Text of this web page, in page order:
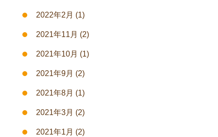
2022年2月 (1)
2021年11月 (2)
2021年10月 (1)
2021年9月 (2)
2021年8月 (1)
2021年3月 (2)
2021年1月 (2)